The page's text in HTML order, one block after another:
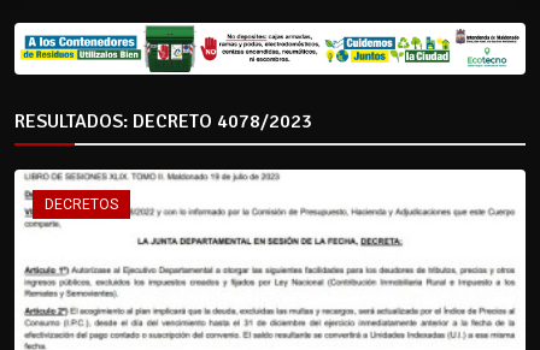
RESULTADOS: DECRETO 4078/2023
DECRETOS